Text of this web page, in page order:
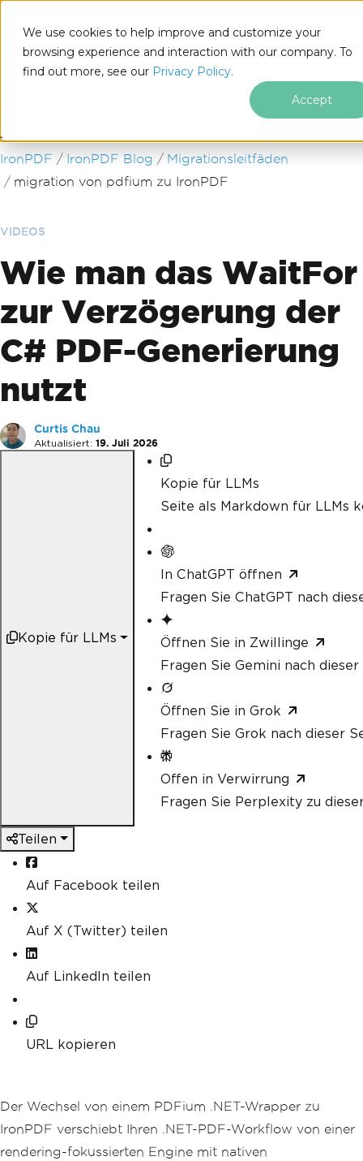
We use cookies to help improve and customize your
browsing experience and interaction with our company. To
find out more, see our Privacy Policy.
Accept
Zum Fußzeileninhalt springen
IronPDF IronPDF Blog
Migrationsleitfäden
migration von pdfium zu IronPDF
VIDEOS
Wie man das WaitFor
zur Verzögerung der
C# PDF-Generierung
nutzt
Curtis Chau
Aktualisiert: 19. Juli 2026
Kopie für LLMs
Kopie für LLMs
Seite als Markdown für LLMs
In ChatGPT öffnen
Fragen Sie ChatGPT nach
Öffnen Sie in Zwillinge
Fragen Sie Gemini nach
Öffnen Sie in Grok
Fragen Sie Grok nach dieser
Offen in Verwirrung
Fragen Sie Perplexity zu
Teilen
Auf Facebook teilen
Auf X (Twitter) teilen
Auf LinkedIn teilen
URL kopieren
Der Wechsel von einem PDFium .NET-Wrapper zu
IronPDF verschiebt Ihren .NET-PDF-Workflow von einer
rendering-fokussierten Engine mit nativen